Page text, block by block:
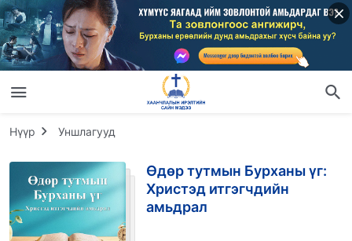
Нүүр Уншлагууд
Өдөр тутмын Бурханы үг:
Христэд итгэгчдийн
амьдрал